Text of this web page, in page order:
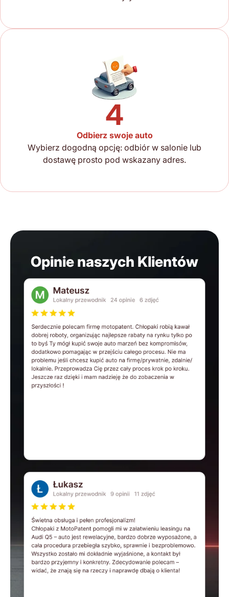
4
Odbierz swoje auto
Wybierz dogodną opcję: odbiór w salonie lub
dostawę prosto pod wskazany adres.
Opinie naszych Klientów